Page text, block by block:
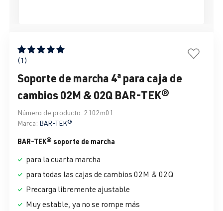
Calificación promedio de 5 de 5 estrellas
(1)
Soporte de marcha 4ª para caja de
cambios 02M & 02Q BAR-TEK®
Número de producto: 2102m01
Marca: BAR-TEK®
BAR-TEK® soporte de marcha
para la cuarta marcha
para todas las cajas de cambios 02M & 02Q
Precarga libremente ajustable
Muy estable, ya no se rompe más